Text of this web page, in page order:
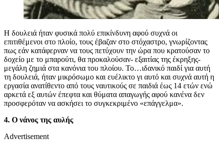
Η δουλειά ήταν φυσικά πολύ επικίνδυνη αφού συχνά οι
επιτιθέμενοι στο πλοίο, τους έβαζαν στο στόχαστρο, γνωρίζοντας
πως εάν κατάφερναν να τους πετύχουν την ώρα που κρατούσαν το
δοχείο με το μπαρούτι, θα προκαλούσαν- εξαιτίας της έκρηξης-
μεγάλη ζημιά στα κανόνια του πλοίου. Το…ιδανικό παιδί για αυτή
τη δουλειά, ήταν μικρόσωμο και ευέλικτο γι αυτό και συχνά αυτή η
εργασία ανατίθεντο από τους ναυτικούς σε παιδιά έως 14 ετών ενώ
αρκετά εξ αυτών έπεφτα και θύματα απαγωγής αφού κανένα δεν
προσφερόταν να ασκήσει το συγκεκριμένο «επάγγελμα».
4. Ο νάνος της αυλής
Advertisement